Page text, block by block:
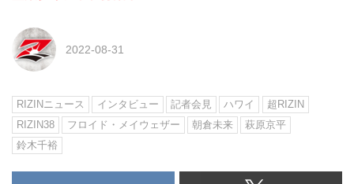
2022-08-31
RIZINニュース インタビュー 記者会見 ハワイ
超RIZIN
RIZIN38
フロイド・メイウェザー 朝倉未来
萩原京平
鈴木千裕